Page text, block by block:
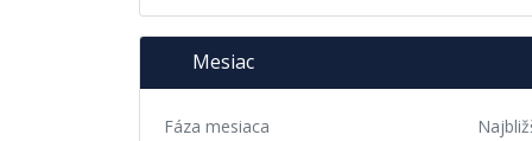
Mesiac
Fáza mesiaca